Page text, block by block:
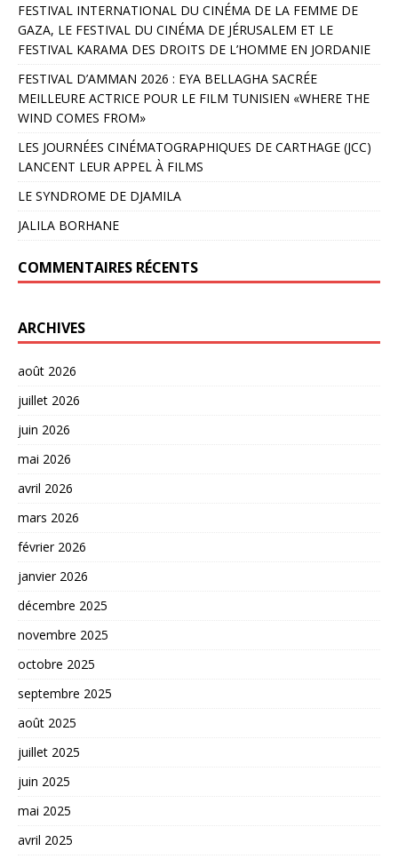
FESTIVAL INTERNATIONAL DU CINÉMA DE LA FEMME DE
GAZA, LE FESTIVAL DU CINÉMA DE JÉRUSALEM ET LE
FESTIVAL KARAMA DES DROITS DE L’HOMME EN JORDANIE
FESTIVAL D’AMMAN 2026 : EYA BELLAGHA SACRÉE
MEILLEURE ACTRICE POUR LE FILM TUNISIEN «WHERE THE
WIND COMES FROM»
LES JOURNÉES CINÉMATOGRAPHIQUES DE CARTHAGE (JCC)
LANCENT LEUR APPEL À FILMS
LE SYNDROME DE DJAMILA
JALILA BORHANE
COMMENTAIRES RÉCENTS
ARCHIVES
août 2026
juillet 2026
juin 2026
mai 2026
avril 2026
mars 2026
février 2026
janvier 2026
décembre 2025
novembre 2025
octobre 2025
septembre 2025
août 2025
juillet 2025
juin 2025
mai 2025
avril 2025